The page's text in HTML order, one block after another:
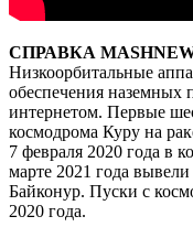
СПРАВКА
Низкоорбитальные
обеспечения наземных
интернетом. Первые
космодрома Куру на
7 февраля 2020 года в
марте 2021 года
Байконур. Пуски с
2020 года.